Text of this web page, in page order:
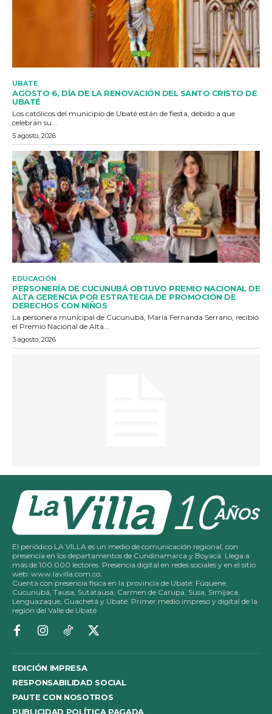
El periódico LA VILLA es un medio de comunicación regional, con
presencia en los departamentos de Cundinamarca y Boyacá. Llega a
más de 100.000 lectores. Presencia digital en redes sociales y en el sitio
web: www.lavilla.com.co.
Cuenta con presencia física en la provincia de Ubaté: Fúquene,
Cucunubá, Tausa, Sutatausa, Carmen de Carupa, Susa, Simijaca,
Lenguazaque, Guachetá y Ubaté. Primer medio impreso y digital de la
región del Valle de Ubaté
EDICIÓN IMPRESA
RESPONSABILIDAD SOCIAL
PAUTE CON NOSOTROS
PUBLICIDAD POLÍTICA PAGADA